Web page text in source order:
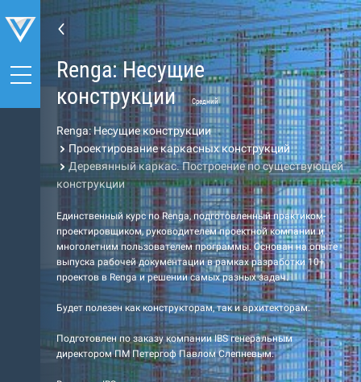
Renga: Несущие
конструкции
Средний
Renga: Несущие конструкции
Проектирование каркасных конструкций
Деревянный каркас. Построение по существующей
конструкции
Единственный курс по Renga, подготовленный практиком-
проектировщиком, руководителем проектной компании и
многолетним пользователем программы. Основан на опыте
выпуска рабочей документации в рамках разработки 10+
проектов в Renga и решении самых разных задач.
Будет полезен как конструкторам, так и архитекторам.
Подготовлен по заказу компании IBS генеральным
директором ПМ Петергоф Павлом Слепневым.